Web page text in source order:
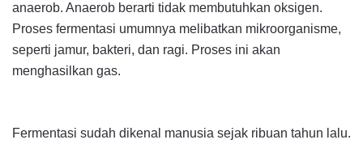
anaerob. Anaerob berarti tidak membutuhkan oksigen.
Proses fermentasi umumnya melibatkan mikroorganisme,
seperti jamur, bakteri, dan ragi. Proses ini akan
menghasilkan gas.
Fermentasi sudah dikenal manusia sejak ribuan tahun lalu.